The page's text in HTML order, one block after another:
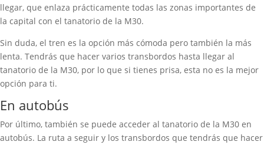
llegar, que enlaza prácticamente todas las zonas importantes de
la capital con el tanatorio de la M30.
Sin duda, el tren es la opción más cómoda pero también la más
lenta. Tendrás que hacer varios transbordos hasta llegar al
tanatorio de la M30, por lo que si tienes prisa, esta no es la mejor
opción para ti.
En autobús
Por último, también se puede acceder al tanatorio de la M30 en
autobús. La ruta a seguir y los transbordos que tendrás que hacer